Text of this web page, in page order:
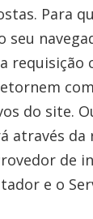
Para
seu
requisição
do site.
através da
de
e o